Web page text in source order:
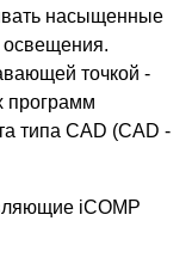
насыщенные
точкой -
программ
типа CAD (CAD -
iCOMP